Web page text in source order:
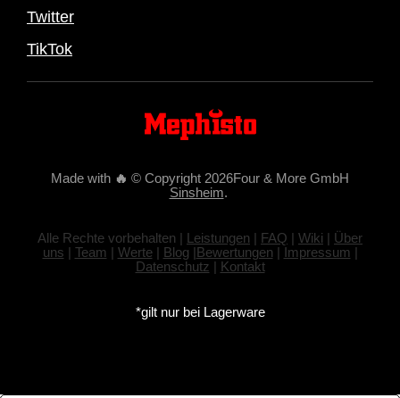
Twitter
TikTok
Made with 🔥 © Copyright 2026Four & More GmbH
Sinsheim.
Alle Rechte vorbehalten | Leistungen | FAQ | Wiki | Über
uns | Team | Werte| Blog |Bewertungen | Impressum |
Datenschutz | Kontakt
*gilt nur bei Lagerware